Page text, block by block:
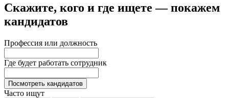
Скажите, кого и где ищете — покажем
кандидатов
Профессия или должность
Где будет работать сотрудник
Посмотреть кандидатов
Часто ищут